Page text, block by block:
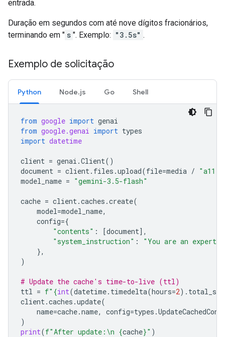
entrada.
Duração em segundos com até nove dígitos fracionários,
terminando em " s ". Exemplo: "3.5s" .
Exemplo de solicitação
Python Node.js Go Shell
from google import genai
from google.genai import types
import datetime
client = genai .Client()
document = client. files .upload(file=media /
model_name = "gemini-3.5-flash"
cache = client.caches .create(
model=model_name,
config={
"contents" : [document],
"system_instruction" :
"You are an expert
},
)
# Update the cache's time-to-live (ttl)
ttl = f" {int(datetime. timedelta(hours=2) .
client.caches .update(
name=cache.name, config=types .
)
print(f"After update: \n {cache}" )